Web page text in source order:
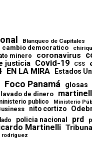
Blanqueo de Capitales
cambio democratico
minero coronavirus
justicia Covid-19 CSS
EN LA MIRA Estados
Foco Panamá glosas
lavado de dinero
publico Ministerio
nito cortizo
policia nacional prd
Martinelli
rodriguez